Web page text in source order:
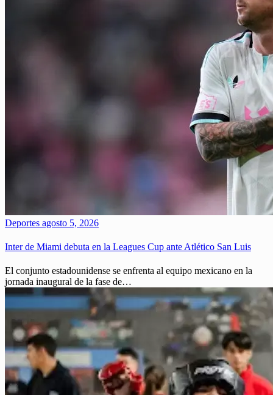
Deportes agosto 5, 2026
Inter de Miami debuta en la Leagues Cup ante Atlético San Luis
El conjunto estadounidense se enfrenta al equipo mexicano en la
jornada inaugural de la fase de…